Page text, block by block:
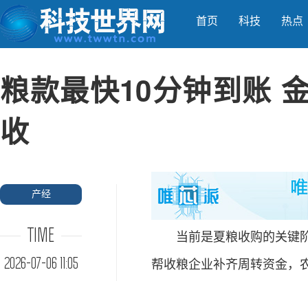
首页 科技 热点
粮款最快10分钟到账
收
产经
TIME
2026-07-06 11:05
当前是夏粮收购的关键阶
帮收粮企业补齐周转资金，